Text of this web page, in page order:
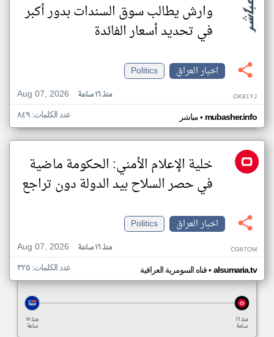
وارش يطالب سوق السندات بدور أكبر
في تحديد أسعار الفائدة
اخبار العراق
Politics
Aug 07, 2026
منذ ١٦ ساعة OK81YJ
مباشر• mubasher.info عدد الكلمات: ٨٤٩
خلية الإعلام الأمني: الحكومة ماضية
في حصر السلاح بيد الدولة دون تراجع
اخبار العراق
Politics
Aug 07, 2026
منذ ١٦ ساعة CG67OM
قناه السومرية العراقية• alsumaria.tv عدد الكلمات: ٣٢٥
منذ ١٧
ساعة
منذ ١٦
ساعة